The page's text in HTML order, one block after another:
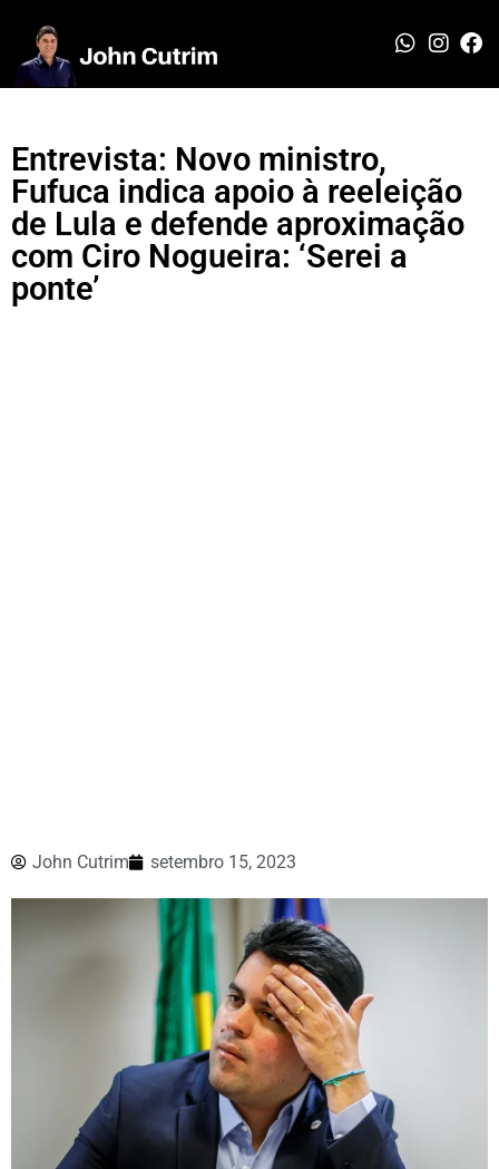
Entrevista: Novo ministro,
Fufuca indica apoio à reeleição
de Lula e defende aproximação
com Ciro Nogueira: ‘Serei a
ponte’
John Cutrim setembro 15, 2023